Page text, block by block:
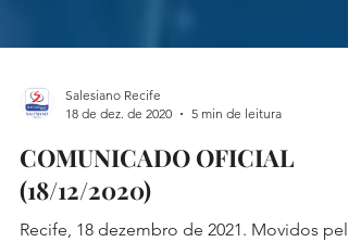
18 de dez. de 2020
5 min de leitura
COMUNICADO OFICIAL
(18/12/2020)